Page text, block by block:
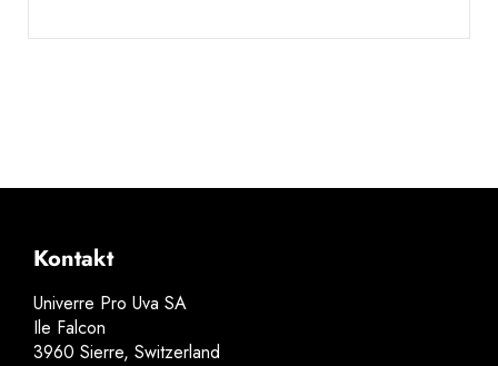
Kontakt
Univerre Pro Uva SA
Ile Falcon
3960 Sierre, Switzerland